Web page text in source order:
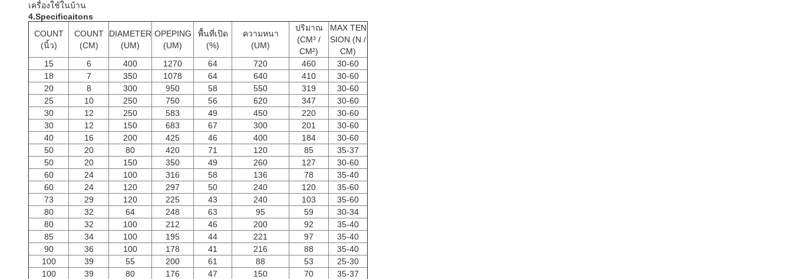
เครื่องใช้ในบ้าน
4.Specificaitons
COUNT
(นิ้ว)
COUNT
(CM)
DIAMETER
(UM)
OPEPING
(UM)
พื้นที่เปิด
(%)
ความหนา
(UM)
ปริมาณ
(CM³ /
CM²)
MAX TEN
SION (N /
CM)
15
6 400 1270 64 720 460
30-60
18
7 350 1078 64 640 410
30-60
20
8 300 950 58 550 319
30-60
25
10 250 750 56 620 347
30-60
30
12 250 583 49 450 220
30-60
30
12 150 683 67 300 201
30-60
40
16 200 425 46 400 184
30-60
50
20 80 420 71 120 85
35-37
50
20 150 350 49 260 127
30-60
60
24 100 316 58 136 78
35-40
60
24 120 297 50 240 120
35-60
73
29 120 225 43 240 103
35-60
80
32 64 248 63 95 59
30-34
80
32 100 212 46 200 92
35-40
85
34 100 195 44 221 97
35-40
90
36 100 178 41 216 88
35-40
100
39 55 200 61 88 53
25-30
100
39 80 176 47 150 70
35-37